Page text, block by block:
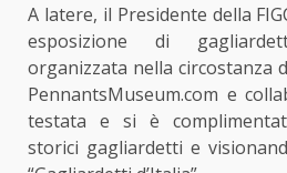
A latere, il Presidente della
esposizione di
organizzata nella circostanza
PennantsMuseum.com e
testata e si è
storici gagliardetti e